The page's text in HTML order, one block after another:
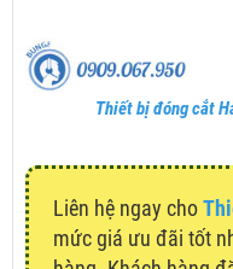
Thiết bị đóng cắt
Liên hệ ngay cho
mức giá ưu đãi tốt